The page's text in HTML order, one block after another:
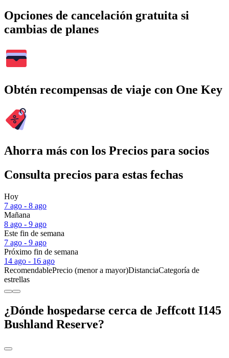
Opciones de cancelación gratuita si
cambias de planes
Obtén recompensas de viaje con One Key
Ahorra más con los Precios para socios
Consulta precios para estas fechas
Hoy
7 ago - 8 ago
Mañana
8 ago - 9 ago
Este fin de semana
7 ago - 9 ago
Próximo fin de semana
14 ago - 16 ago
RecomendablePrecio (menor a mayor)DistanciaCategoría de
estrellas
¿Dónde hospedarse cerca de Jeffcott I145
Bushland Reserve?